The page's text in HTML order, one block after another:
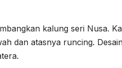
kalung seri Nusa.
dan atasnya runcing.